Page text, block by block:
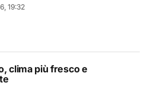
19:32
clima più fresco e